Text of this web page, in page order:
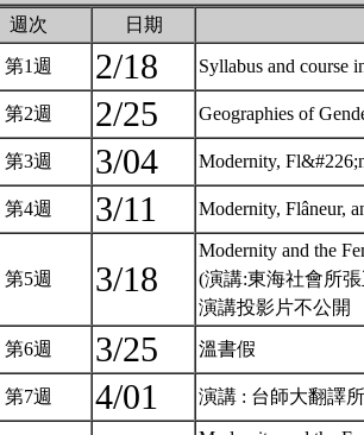
週次 日期
第1週 2/18 Syllabus and course
第2週 2/25 Geographies of
第3週 3/04 Modernity,
第4週 3/11 Modernity, Flâneur,
第5週 3/18
Modernity and the
(演講:東海社會所
演講投影片不公開
第6週 3/25 溫書假
第7週 4/01 演講 : 台師大翻譯